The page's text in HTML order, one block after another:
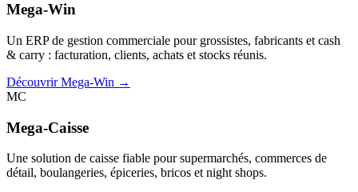
Mega-Win
Un ERP de gestion commerciale pour grossistes, fabricants et cash
& carry : facturation, clients, achats et stocks réunis.
Découvrir Mega-Win →
MC
Mega-Caisse
Une solution de caisse fiable pour supermarchés, commerces de
détail, boulangeries, épiceries, bricos et night shops.